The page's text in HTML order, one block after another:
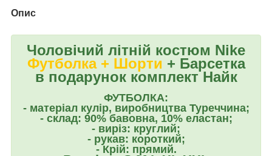
Опис
Чоловічий літній костюм Nike
Футболка + Шорти + Барсетка
в подарунок комплект Найк
ФУТБОЛКА:
- матеріал кулір, виробництва Туреччина;
- склад: 90% бавовна, 10% еластан;
- виріз: круглий;
- рукав: короткий;
- Крій: прямий.